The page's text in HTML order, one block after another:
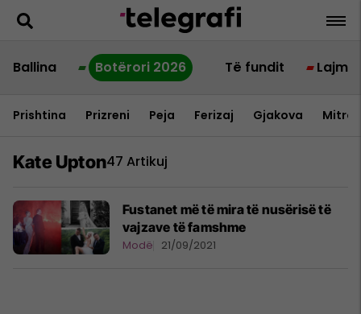
Ballina Botërori 2026 Të fundit Lajme
Prishtina Prizreni Peja Ferizaj Gjakova
Kate Upton47 Artikuj
Fustanet më të mira të nusërisë të
vajzave të famshme
Modë 21/09/2021